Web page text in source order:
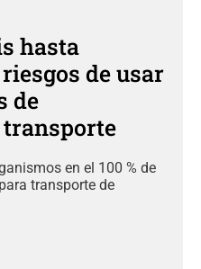
hasta
de usar
de
en el 100 % de
transporte de